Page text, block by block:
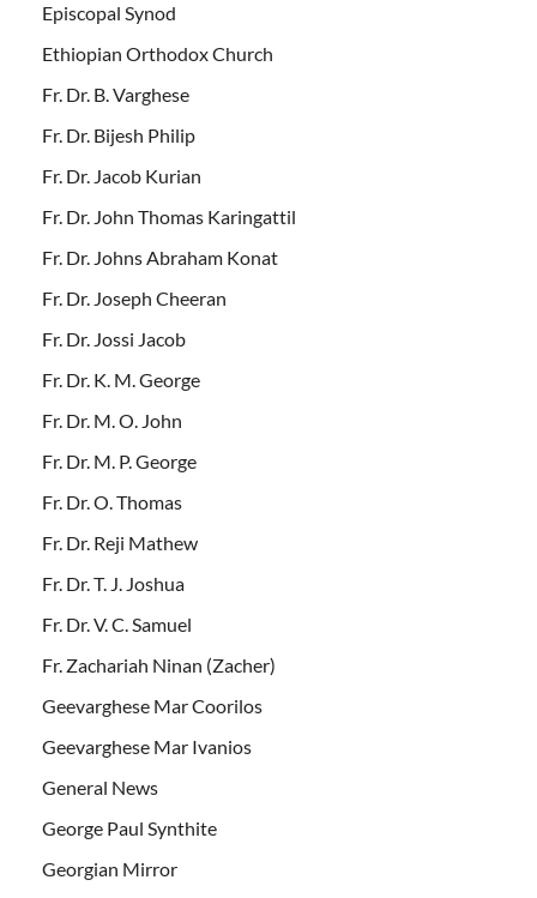
Episcopal Synod
Ethiopian Orthodox Church
Fr. Dr. B. Varghese
Fr. Dr. Bijesh Philip
Fr. Dr. Jacob Kurian
Fr. Dr. John Thomas Karingattil
Fr. Dr. Johns Abraham Konat
Fr. Dr. Joseph Cheeran
Fr. Dr. Jossi Jacob
Fr. Dr. K. M. George
Fr. Dr. M. O. John
Fr. Dr. M. P. George
Fr. Dr. O. Thomas
Fr. Dr. Reji Mathew
Fr. Dr. T. J. Joshua
Fr. Dr. V. C. Samuel
Fr. Zachariah Ninan (Zacher)
Geevarghese Mar Coorilos
Geevarghese Mar Ivanios
General News
George Paul Synthite
Georgian Mirror